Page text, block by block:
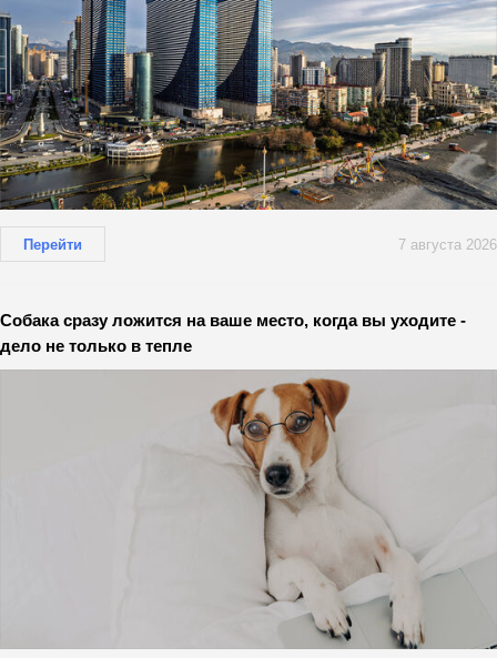
Перейти 7 августа 2026
Собака сразу ложится на ваше место, когда вы уходите -
дело не только в тепле